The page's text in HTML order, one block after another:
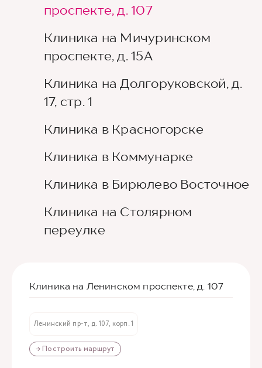
проспекте, д. 107
Клиника на Мичуринском
проспекте, д. 15А
Клиника на Долгоруковской, д.
17, стр. 1
Клиника в Красногорске
Клиника в Коммунарке
Клиника в Бирюлево Восточное
Клиника на Столярном
переулке
Клиника на Ленинском проспекте, д. 107
Ленинский пр-т, д. 107, корп. 1
→ Построить маршрут